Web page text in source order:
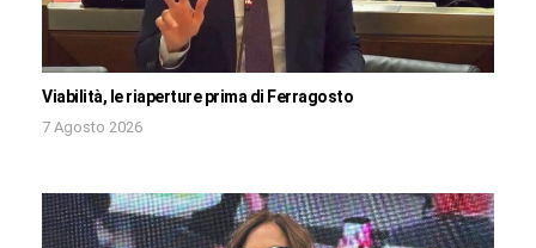
Viabilità, le riaperture prima di Ferragosto
7 Agosto 2026